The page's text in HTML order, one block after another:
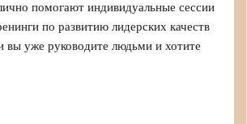
помогают индивидуальные сессии
по развитию лидерских качеств
вы уже руководите людьми и хотите